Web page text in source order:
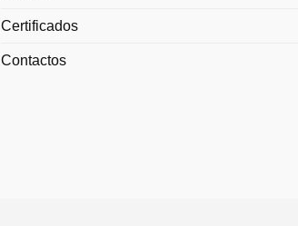
Certificados
Contactos